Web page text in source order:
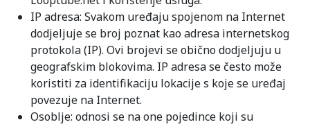
IP adresa: Svakom uređaju spojenom na Internet
dodjeljuje se broj poznat kao adresa internetskog
protokola (IP). Ovi brojevi se obično dodjeljuju u
geografskim blokovima. IP adresa se često može
koristiti za identifikaciju lokacije s koje se uređaj
povezuje na Internet.
Osoblje: odnosi se na one pojedince koji su